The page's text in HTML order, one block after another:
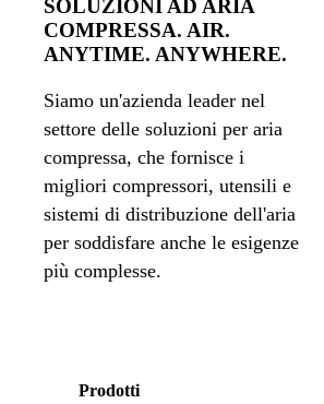
SOLUZIONI AD ARIA
COMPRESSA. AIR.
ANYTIME. ANYWHERE.
Siamo un'azienda leader nel
settore delle soluzioni per aria
compressa, che fornisce i
migliori compressori, utensili e
sistemi di distribuzione dell'aria
per soddisfare anche le esigenze
più complesse.
Prodotti